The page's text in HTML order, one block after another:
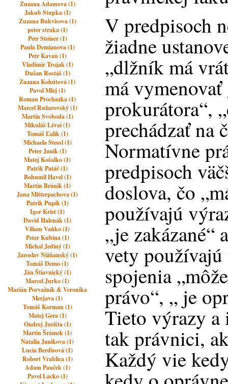
Zuzana Adamova (1)
Jakub Stupka (1)
Zuzana Bukvisova (1)
peter straka (1)
Petr Steiner (1)
Paula Demianova (1)
Petr Kavan (1)
Vladimir Trojak (1)
Dušan Rostáš (1)
Zuzana Kohútová (1)
Pavol Mlej (1)
Roman Prochazka (1)
Marcel Ružarovský (1)
Martin Svoboda (1)
Mikuláš Lévai (1)
Tomáš Ľalík (1)
Michaela Stessl (1)
Peter Janík (1)
Matej Košalko (1)
Patrik Patáč (1)
Bohumil Havel (1)
Martin Bránik (1)
Jana Mitterpachova (1)
Patrik Pupík (1)
Igor Krist (1)
David Halenák (1)
Viliam Vaňko (1)
Peter Kubina (1)
Michal Jediný (1)
Jaroslav Nižňanský (1)
Tomáš Demo (1)
Ján Štiavnický (1)
Marcel Jurko (1)
Marián Porvažník & Veronika
Merjava (1)
Tomáš Korman (1)
Matej Gera (1)
Ondrej Jurišta (1)
Martin Šrámek (1)
Natalia Janikova (1)
Lucia Berdisová (1)
Robert Vrablica (1)
Adam Pauček (1)
Pavel Lacko (1)
V predpisoch
žiadne
„dlžník má
má vymenovať
prokurátora“,
prechádzať na
Normatívne
predpisoch
doslova, čo
používajú
„je zakázané“
vety
spojenia
právo“, „ je
Tieto výrazy a
tak právnici,
Každý vie